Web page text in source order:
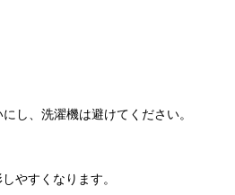
し、洗濯機は避けてください。
やすくなります。